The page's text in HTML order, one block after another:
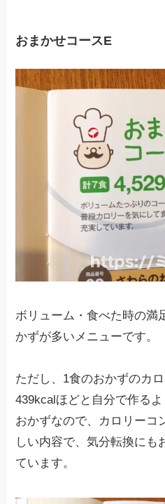
おまかせコースE
ボリューム・食べた時の満
かずが多いメニューです。
ただし、1食のおかずのカ
439kcalほどと自分で作る
おかずなので、カロリーコ
しい内容で、気分転換にも
ています。